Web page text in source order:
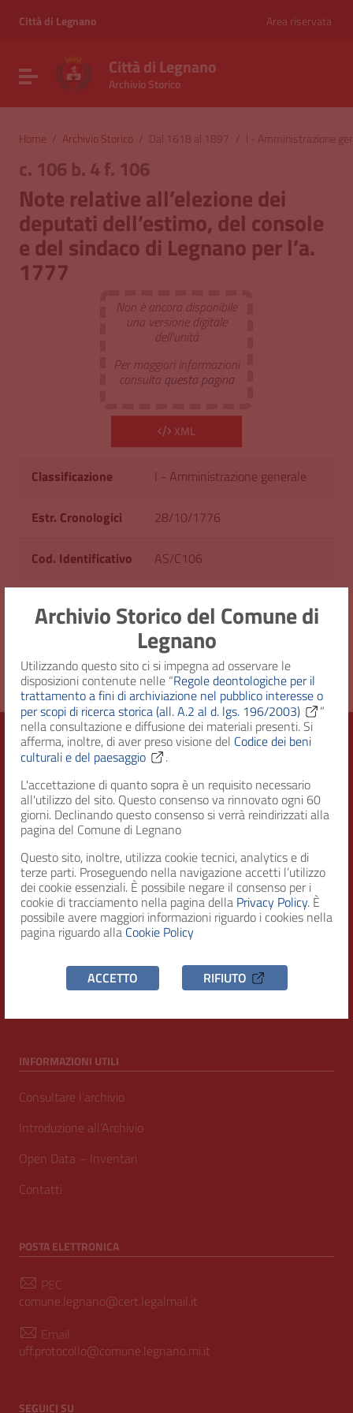
Archivio Storico del Comune di
Legnano
Utilizzando questo sito ci si impegna ad osservare le
disposizioni contenute nelle “Regole deontologiche per il
trattamento a fini di archiviazione nel pubblico interesse o
per scopi di ricerca storica (all. A.2 al d. lgs. 196/2003)
”
nella consultazione e diffusione dei materiali presenti. Si
afferma, inoltre, di aver preso visione del Codice dei beni
culturali e del paesaggio
.
L'accettazione di quanto sopra è un requisito necessario
all'utilizzo del sito. Questo consenso va rinnovato ogni 60
giorni. Declinando questo consenso si verrà reindirizzati alla
pagina del Comune di Legnano
Questo sito, inoltre, utilizza cookie tecnici, analytics e di
terze parti. Proseguendo nella navigazione accetti l’utilizzo
dei cookie essenziali. È possibile negare il consenso per i
cookie di tracciamento nella pagina della Privacy Policy. È
possibile avere maggiori informazioni riguardo i cookies nella
pagina riguardo alla Cookie Policy
ACCETTO RIFIUTO
Vai al menu di navigazione
Città di Legnano Area riservata
Attiva / disattiva la navigazione
Città di Legnano
Archivio Storico
Home / Archivio Storico / Dal 1618 al 1897 / I - Amministrazione
c. 106 b. 4 f. 106
Note relative all’elezione dei
deputati dell’estimo, del console
e del sindaco di Legnano per l’a.
1777
Non è ancora disponibile
una versione digitale
dell'unità
Per maggiori informazioni
consulta questa pagina
XML
Classificazione I - Amministrazione generale
Estr. Cronologici 28/10/1776
Cod. Identificativo AS/C106
Uso pubblico
Città di Legnano – Archivio Storico
RECAPITI
Indirizzo
Piazza San Magno 9
20025, Legnano (MI)
Telefono
C.F. / P.IVA
INFORMAZIONI UTILI
Consultare l’archivio
Introduzione all’Archivio
Open Data – Inventari
Contatti
POSTA ELETTRONICA
PEC
comune.legnano@cert.legalmail.it
Email
uff.protocollo@comune.legnano.mi.it
SEGUICI SU